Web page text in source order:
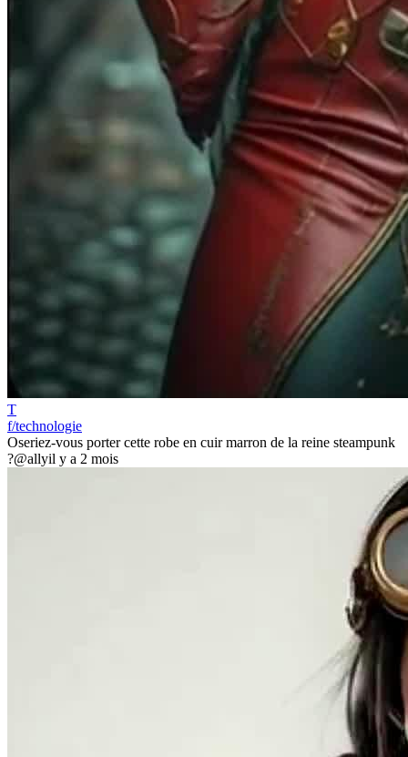
T
f/technologie
Oseriez-vous porter cette robe en cuir marron de la reine steampunk
?@allyil y a 2 mois